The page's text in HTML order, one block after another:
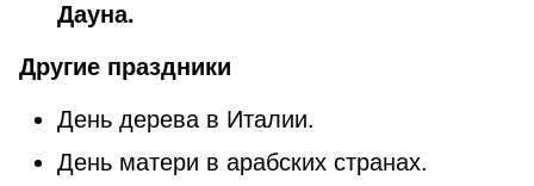
Дауна.
Другие праздники
День дерева в Италии.
День матери в арабских странах.